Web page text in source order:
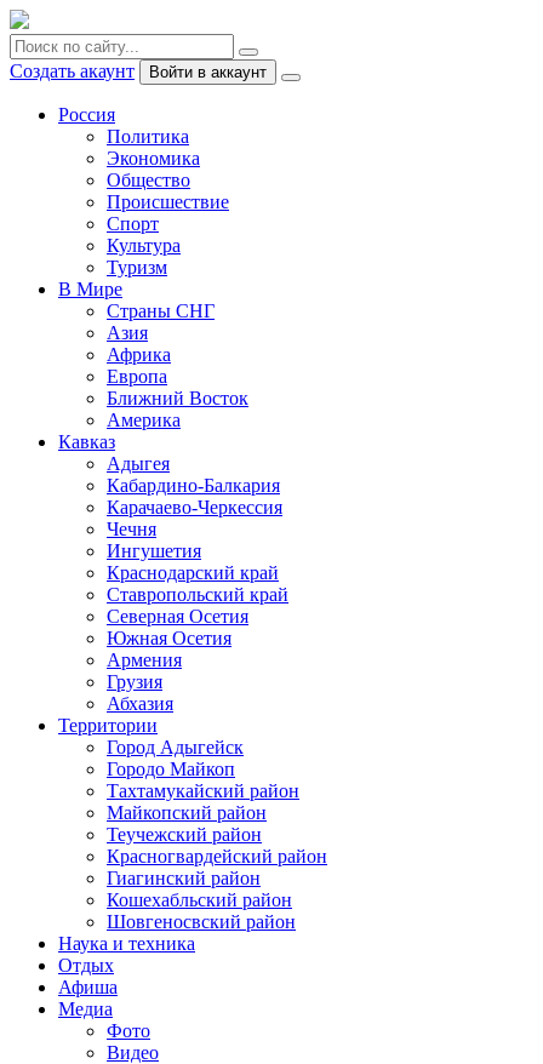
Создать акаунт Войти в аккаунт
Россия
Политика
Экономика
Общество
Происшествие
Спорт
Культура
Туризм
В Мире
Страны СНГ
Азия
Африка
Европа
Ближний Восток
Америка
Кавказ
Адыгея
Кабардино-Балкария
Карачаево-Черкессия
Чечня
Ингушетия
Краснодарский край
Ставропольский край
Северная Осетия
Южная Осетия
Армения
Грузия
Абхазия
Территории
Город Адыгейск
Городо Майкоп
Тахтамукайский район
Майкопский район
Теучежский район
Красногвардейский район
Гиагинский район
Кошехабльский район
Шовгеносвский район
Наука и техника
Отдых
Афиша
Медиа
Фото
Видео